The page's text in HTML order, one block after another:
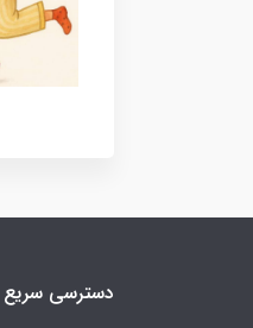
دسترسی سریع